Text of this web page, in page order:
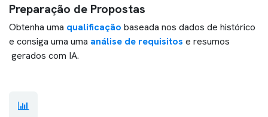
Preparação de Propostas
Obtenha uma qualificação baseada nos dados de histórico
e consiga uma uma análise de requisitos e resumos
gerados com IA.